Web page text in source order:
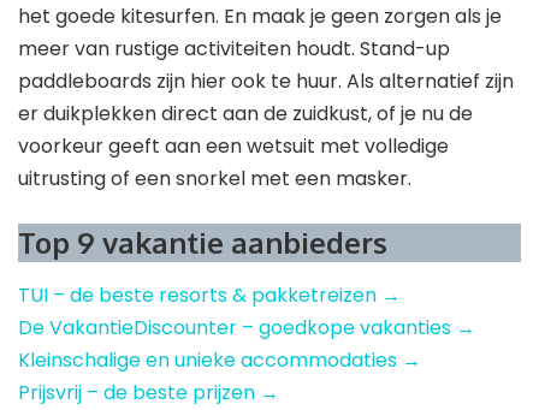
het goede kitesurfen. En maak je geen zorgen als je
meer van rustige activiteiten houdt. Stand-up
paddleboards zijn hier ook te huur. Als alternatief zijn
er duikplekken direct aan de zuidkust, of je nu de
voorkeur geeft aan een wetsuit met volledige
uitrusting of een snorkel met een masker.
Top 9 vakantie aanbieders
TUI – de beste resorts & pakketreizen →
De VakantieDiscounter – goedkope vakanties →
Kleinschalige en unieke accommodaties →
Prijsvrij – de beste prijzen →